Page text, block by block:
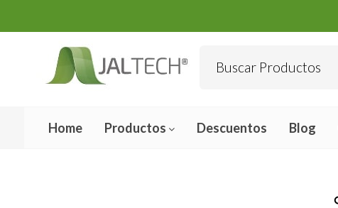
Home Productos Descuentos Blog